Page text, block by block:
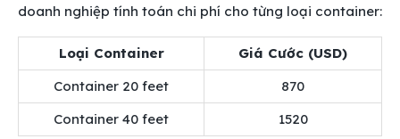
doanh nghiệp tính toán chi phí cho từng loại container:
Loại Container
Giá Cước (USD)
Container 20 feet
870
Container 40 feet
1520